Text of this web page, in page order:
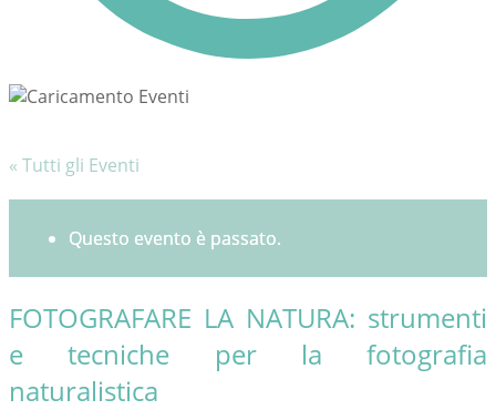
« Tutti gli Eventi
Questo evento è passato.
FOTOGRAFARE LA NATURA: strumenti
e tecniche per la fotografia
naturalistica